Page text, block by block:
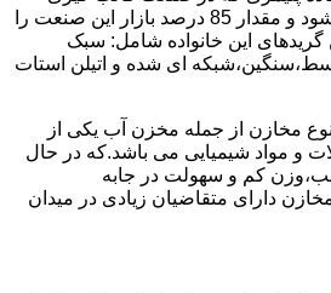
دورانی از آن استفاده می شود و مقدار 85 درصد بازار این صنعت را
گریدهای این خانواده شامل: سبک
ای شده و اتیلن استات
مخازن از جمله مخزن آب یکی از
و مواد شیمیایی می باشد.که در حال
کم و سهولت در جابه
دارای متقاضیان زیادی در میدان